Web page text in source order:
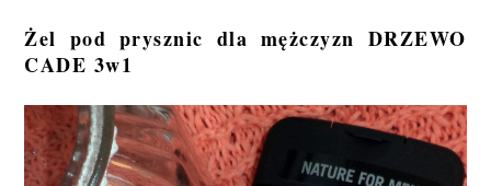
Żel pod prysznic dla mężczyzn DRZEWO
CADE 3w1